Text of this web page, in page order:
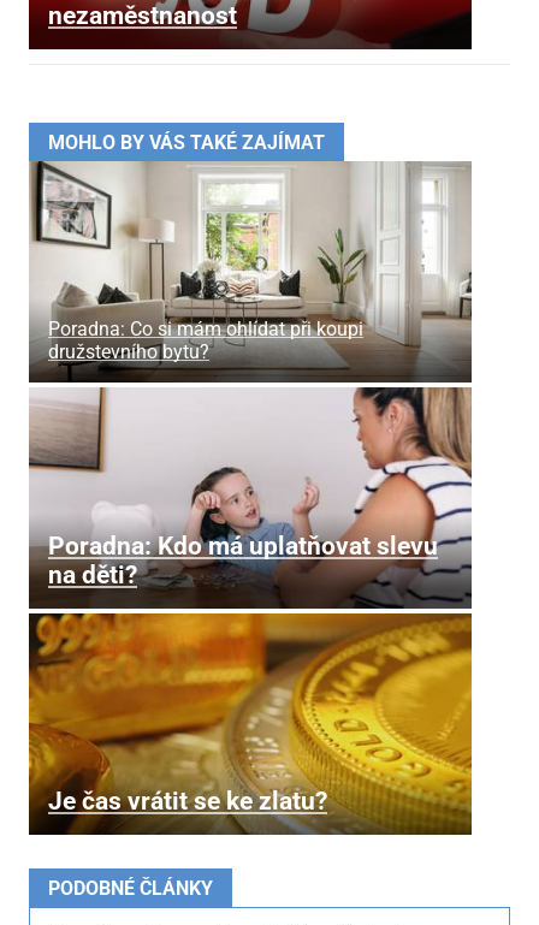
nezaměstnanost
MOHLO BY VÁS TAKÉ ZAJÍMAT
Poradna: Co si mám ohlídat při koupi
družstevního bytu?
Poradna: Kdo má uplatňovat slevu
na děti?
Je čas vrátit se ke zlatu?
PODOBNÉ ČLÁNKY